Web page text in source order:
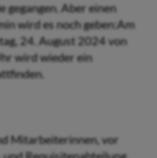
gegangen. Aber einen
wird es noch geben:Am
24. August 2024 von
wird wieder ein
Mitarbeiterinnen, vor